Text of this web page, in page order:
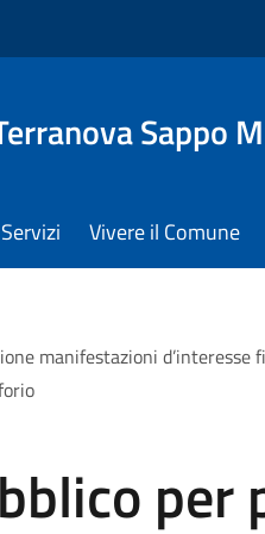
Sappo
Servizi Vivere il Comune
manifestazioni
per